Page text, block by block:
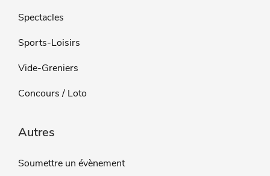
Spectacles
Sports-Loisirs
Vide-Greniers
Concours / Loto
Autres
Soumettre un évènement